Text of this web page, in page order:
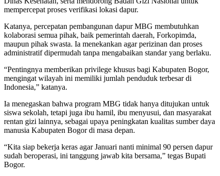
mempercepat proses verifikasi lokasi dapur.
Katanya, percepatan pembangunan dapur MBG membutuhkan
kolaborasi semua pihak, baik pemerintah daerah, Forkopimda,
maupun pihak swasta. Ia menekankan agar perizinan dan proses
administratif dipermudah tanpa mengabaikan standar yang berlaku.
“Pentingnya memberikan privilege khusus bagi Kabupaten Bogor,
mengingat wilayah ini memiliki jumlah penduduk terbesar di
Indonesia,” katanya.
Ia menegaskan bahwa program MBG tidak hanya ditujukan untuk
siswa sekolah, tetapi juga ibu hamil, ibu menyusui, dan masyarakat
rentan gizi lainnya, sebagai upaya peningkatan kualitas sumber daya
manusia Kabupaten Bogor di masa depan.
“Kita siap bekerja keras agar Januari nanti minimal 90 persen dapur
sudah beroperasi, ini tanggung jawab kita bersama,” tegas Bupati
Bogor.